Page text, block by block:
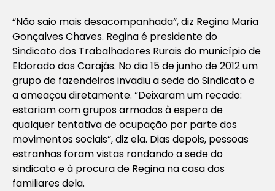
“Não saio mais desacompanhada”, diz Regina Maria
Gonçalves Chaves. Regina é presidente do
Sindicato dos Trabalhadores Rurais do município de
Eldorado dos Carajás. No dia 15 de junho de 2012 um
grupo de fazendeiros invadiu a sede do Sindicato e
a ameaçou diretamente. “Deixaram um recado:
estariam com grupos armados à espera de
qualquer tentativa de ocupação por parte dos
movimentos sociais”, diz ela. Dias depois, pessoas
estranhas foram vistas rondando a sede do
sindicato e à procura de Regina na casa dos
familiares dela.